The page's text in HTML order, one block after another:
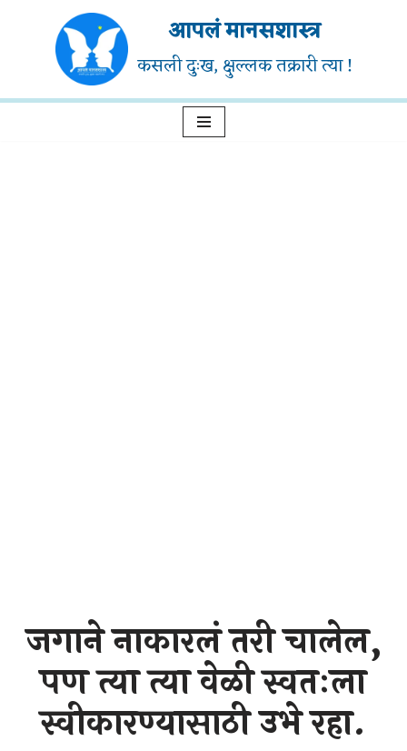
to
आपलं मानसशास्त्र
कसली दुःख, क्षुल्लक तक्रारी त्या !
जगाने नाकारलं तरी चालेल,
पण त्या त्या वेळी स्वतःला
स्वीकारण्यासाठी उभे रहा.